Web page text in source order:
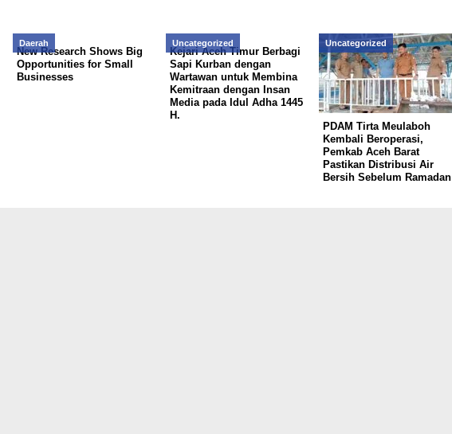
Daerah
New Research Shows Big
Opportunities for Small
Businesses
Uncategorized
Kejari Aceh Timur Berbagi
Sapi Kurban dengan
Wartawan untuk Membina
Kemitraan dengan Insan
Media pada Idul Adha 1445
H.
Uncategorized
PDAM Tirta Meulaboh
Kembali Beroperasi,
Pemkab Aceh Barat
Pastikan Distribusi Air
Bersih Sebelum Ramadan